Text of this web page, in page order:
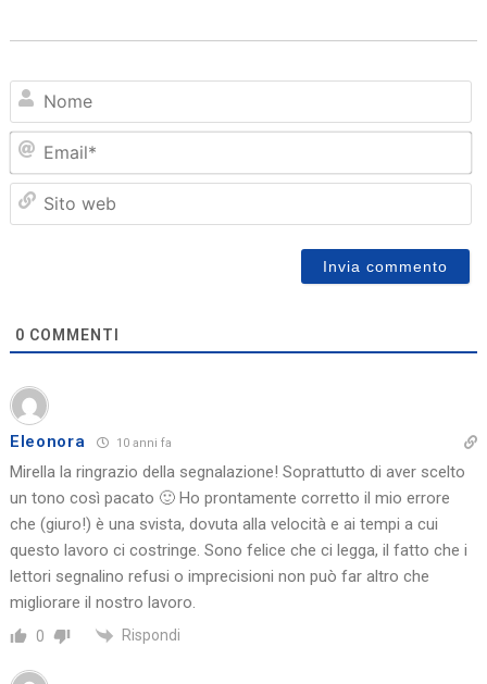
0 COMMENTI
Eleonora 10 anni fa
Mirella la ringrazio della segnalazione! Soprattutto di aver scelto
un tono così pacato 🙂 Ho prontamente corretto il mio errore
che (giuro!) è una svista, dovuta alla velocità e ai tempi a cui
questo lavoro ci costringe. Sono felice che ci legga, il fatto che i
lettori segnalino refusi o imprecisioni non può far altro che
migliorare il nostro lavoro.
0 Rispondi